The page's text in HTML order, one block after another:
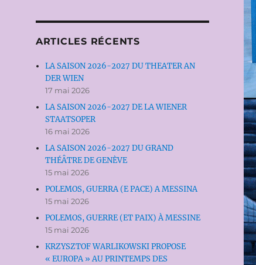
ARTICLES RÉCENTS
LA SAISON 2026-2027 DU THEATER AN
DER WIEN
17 mai 2026
LA SAISON 2026-2027 DE LA WIENER
STAATSOPER
16 mai 2026
LA SAISON 2026-2027 DU GRAND
THÉÂTRE DE GENÈVE
15 mai 2026
POLEMOS, GUERRA (E PACE) A MESSINA
15 mai 2026
POLEMOS, GUERRE (ET PAIX) À MESSINE
15 mai 2026
KRZYSZTOF WARLIKOWSKI PROPOSE
« EUROPA » AU PRINTEMPS DES